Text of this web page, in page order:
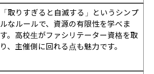
「取りすぎると自滅する」というシンプ
ルなルールで、資源の有限性を学べま
す。高校生がファシリテーター資格を取
り、主催側に回れる点も魅力です。